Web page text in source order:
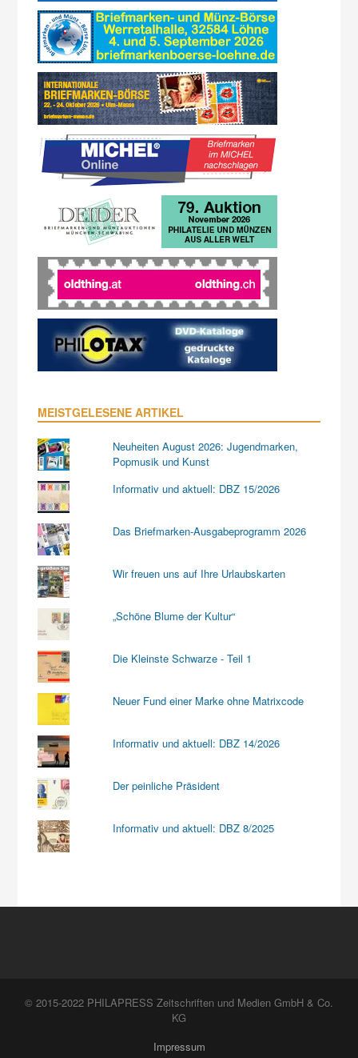
MEISTGELESENE ARTIKEL
Neuheiten August 2026: Jugendmarken,
Popmusik und Kunst
Informativ und aktuell: DBZ 15/2026
Das Briefmarken-Ausgabeprogramm 2026
Wir freuen uns auf Ihre Urlaubskarten
„Schöne Blume der Kultur“
Die Kleinste Schwarze - Teil 1
Neuer Fund einer Marke ohne Matrixcode
Informativ und aktuell: DBZ 14/2026
Der peinliche Präsident
Informativ und aktuell: DBZ 8/2025
© 2015-2022 PHILAPRESS Zeitschriften und Medien GmbH & Co.
KG
Impressum